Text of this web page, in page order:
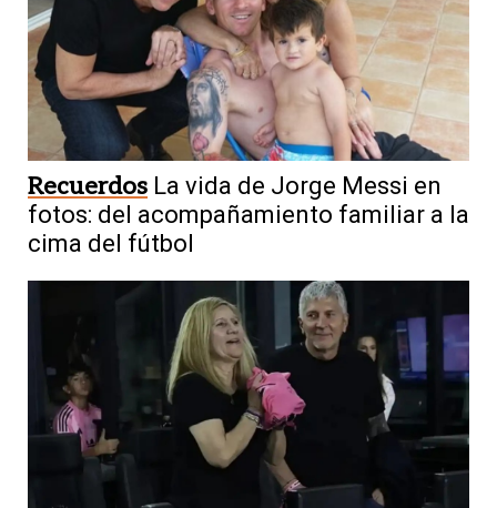
Recuerdos La vida de Jorge Messi en
fotos: del acompañamiento familiar a la
cima del fútbol